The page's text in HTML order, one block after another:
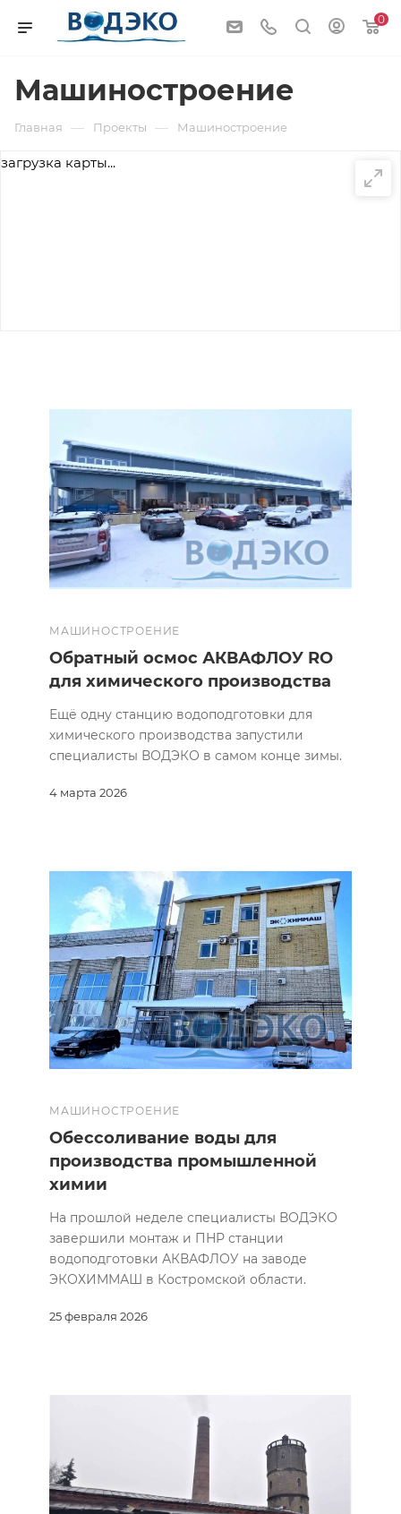
0
Машиностроение
Главная — Проекты — Машиностроение
загрузка карты...
МАШИНОСТРОЕНИЕ
4 марта 2026
Обратный осмос АКВАФЛОУ RO
для химического производства
Ещё одну станцию водоподготовки для
химического производства запустили
специалисты ВОДЭКО в самом конце зимы.
МАШИНОСТРОЕНИЕ
25 февраля 2026
Обессоливание воды для
производства промышленной
химии
На прошлой неделе специалисты ВОДЭКО
завершили монтаж и ПНР станции
водоподготовки АКВАФЛОУ на заводе
ЭКОХИММАШ в Костромской области.